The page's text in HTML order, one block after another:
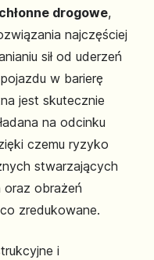
drogowe,
najczęściej
sił od uderzeń
w barierę
jest skutecznie
na odcinku
czemu ryzyko
stwarzających
obrażeń
zredukowane.
i